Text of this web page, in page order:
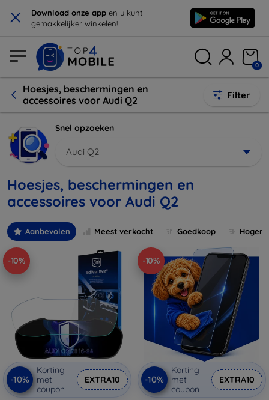
× Download onze app en u kunt
gemakkelijker winkelen!
0
Hoesjes, beschermingen en
accessoires voor Audi Q2
Filter
Snel opzoeken
Audi Q2
Hoesjes, beschermingen en
accessoires voor Audi Q2
Aanbevolen Meest verkocht Goedkoop
-10%
-10%
Korting
met
coupon
EXTRA10
-10%
-10%
Korting
met
coupon
EXTRA10